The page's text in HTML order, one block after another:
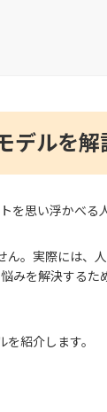
デルを解
を思い浮かべる
ん。実際には、
みを解決するた
紹介します。